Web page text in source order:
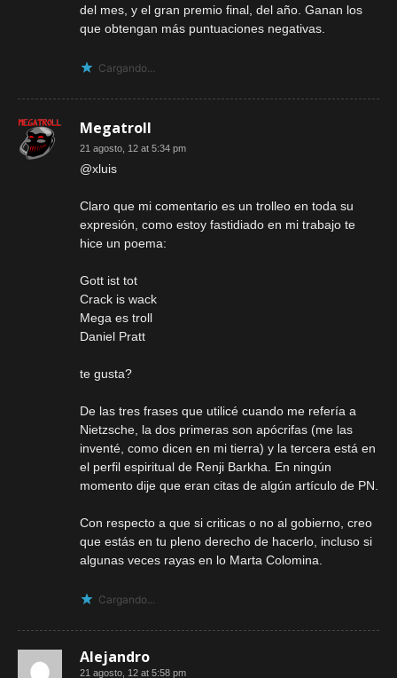
del mes, y el gran premio final, del año. Ganan los
que obtengan más puntuaciones negativas.
Cargando...
Megatroll
21 agosto, 12 at 5:34 pm
@xluis
Claro que mi comentario es un trolleo en toda su
expresión, como estoy fastidiado en mi trabajo te
hice un poema:
Gott ist tot
Crack is wack
Mega es troll
Daniel Pratt
te gusta?
De las tres frases que utilicé cuando me refería a
Nietzsche, la dos primeras son apócrifas (me las
inventé, como dicen en mi tierra) y la tercera está en
el perfil espiritual de Renji Barkha. En ningún
momento dije que eran citas de algún artículo de PN.
Con respecto a que si criticas o no al gobierno, creo
que estás en tu pleno derecho de hacerlo, incluso si
algunas veces rayas en lo Marta Colomina.
Cargando...
Alejandro
21 agosto, 12 at 5:58 pm